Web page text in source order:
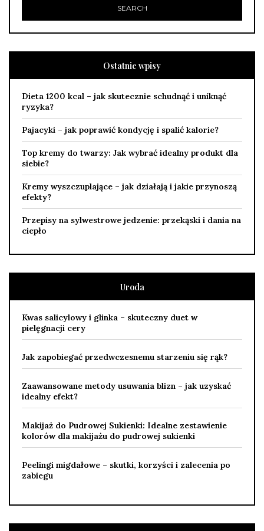
Ostatnie wpisy
Dieta 1200 kcal – jak skutecznie schudnąć i uniknąć
ryzyka?
Pajacyki – jak poprawić kondycję i spalić kalorie?
Top kremy do twarzy: Jak wybrać idealny produkt dla
siebie?
Kremy wyszczuplające – jak działają i jakie przynoszą
efekty?
Przepisy na sylwestrowe jedzenie: przekąski i dania na
ciepło
Uroda
Kwas salicylowy i glinka – skuteczny duet w
pielęgnacji cery
Jak zapobiegać przedwczesnemu starzeniu się rąk?
Zaawansowane metody usuwania blizn – jak uzyskać
idealny efekt?
Makijaż do Pudrowej Sukienki: Idealne zestawienie
kolorów dla makijażu do pudrowej sukienki
Peelingi migdałowe – skutki, korzyści i zalecenia po
zabiegu